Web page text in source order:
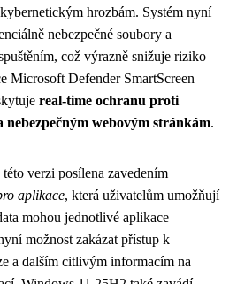
hrozbám. Systém nyní
nebezpečné soubory a
což výrazně snižuje riziko
Microsoft Defender SmartScreen
real-time ochranu proti
webovým stránkám.
verzi posílena zavedením
aplikace, která uživatelům umožňují
mohou jednotlivé aplikace
možnost zakázat přístup k
a dalším citlivým informacím na